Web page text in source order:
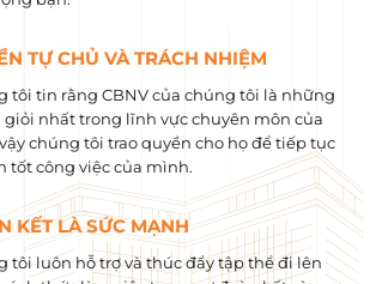
TỰ CHỦ VÀ TRÁCH NHIỆM
tôi tin rằng CBNV của chúng tôi là những
giỏi nhất trong lĩnh vực chuyên môn của
chúng tôi trao quyền cho họ để tiếp tục
tốt công việc của mình.
KẾT LÀ SỨC MẠNH
tôi luôn hỗ trợ và thúc đẩy tập thể đi lên